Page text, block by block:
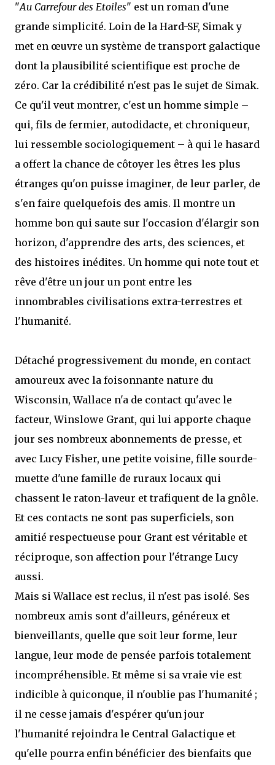
"Au Carrefour des Etoiles" est un roman d'une
grande simplicité. Loin de la Hard-SF, Simak y
met en œuvre un système de transport galactique
dont la plausibilité scientifique est proche de
zéro. Car la crédibilité n'est pas le sujet de Simak.
Ce qu'il veut montrer, c'est un homme simple –
qui, fils de fermier, autodidacte, et chroniqueur,
lui ressemble sociologiquement – à qui le hasard
a offert la chance de côtoyer les êtres les plus
étranges qu'on puisse imaginer, de leur parler, de
s'en faire quelquefois des amis. Il montre un
homme bon qui saute sur l'occasion d'élargir son
horizon, d'apprendre des arts, des sciences, et
des histoires inédites. Un homme qui note tout et
rêve d'être un jour un pont entre les
innombrables civilisations extra-terrestres et
l'humanité.
Détaché progressivement du monde, en contact
amoureux avec la foisonnante nature du
Wisconsin, Wallace n'a de contact qu'avec le
facteur, Winslowe Grant, qui lui apporte chaque
jour ses nombreux abonnements de presse, et
avec Lucy Fisher, une petite voisine, fille sourde-
muette d'une famille de ruraux locaux qui
chassent le raton-laveur et trafiquent de la gnôle.
Et ces contacts ne sont pas superficiels, son
amitié respectueuse pour Grant est véritable et
réciproque, son affection pour l'étrange Lucy
aussi.
Mais si Wallace est reclus, il n'est pas isolé. Ses
nombreux amis sont d'ailleurs, généreux et
bienveillants, quelle que soit leur forme, leur
langue, leur mode de pensée parfois totalement
incompréhensible. Et même si sa vraie vie est
indicible à quiconque, il n'oublie pas l'humanité ;
il ne cesse jamais d'espérer qu'un jour
l'humanité rejoindra le Central Galactique et
qu'elle pourra enfin bénéficier des bienfaits que